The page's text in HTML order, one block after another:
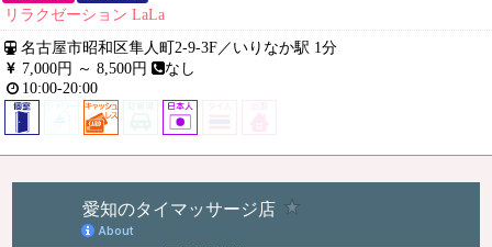
リラクゼーション LaLa
名古屋市昭和区隼人町2-9-3F／いりなか駅 1分
7,000円 ～8,500円
なし
10:00-20:00